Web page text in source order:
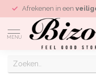
Afrekenen in een
MENU